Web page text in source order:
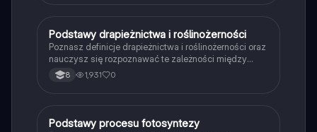
PBiologia
Podstawy drapieżnictwa i roślinożerności
Poznasz definicje drapieżnictwa i roślinożerności oraz
nauczysz się rozpoznawać te zależności między
organizmami w przyrodzie.
8 1,931 0
PBiologia
Podstawy procesu fotosyntezy